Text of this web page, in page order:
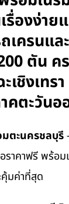
รื่องง่าย
เครนแล
ตัน
เชิงเทร
คตะวันอ
ตะนครชลบุรี
ราคาฟรี พร้อ
คุ้มค่าที่สุด